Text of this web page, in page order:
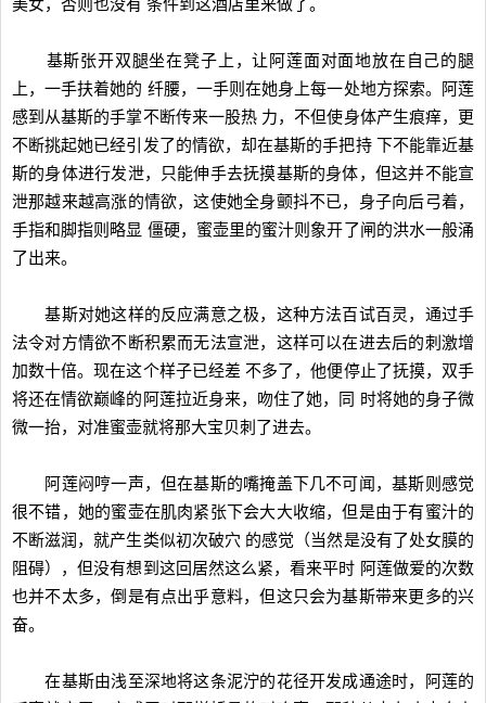
美女，否则也没有 条件到这酒店里来做了。
基斯张开双腿坐在凳子上，让阿莲面对面地放在自己的腿
上，一手扶着她的 纤腰，一手则在她身上每一处地方探索。阿莲
感到从基斯的手掌不断传来一股热 力，不但使身体产生痕痒，更
不断挑起她已经引发了的情欲，却在基斯的手把持 下不能靠近基
斯的身体进行发泄，只能伸手去抚摸基斯的身体，但这并不能宣
泄那越来越高涨的情欲，这使她全身颤抖不已，身子向后弓着，
手指和脚指则略显 僵硬，蜜壶里的蜜汁则象开了闸的洪水一般涌
了出来。
基斯对她这样的反应满意之极，这种方法百试百灵，通过手
法令对方情欲不断积累而无法宣泄，这样可以在进去后的刺激增
加数十倍。现在这个样子已经差 不多了，他便停止了抚摸，双手
将还在情欲巅峰的阿莲拉近身来，吻住了她，同 时将她的身子微
微一抬，对准蜜壶就将那大宝贝刺了进去。
阿莲闷哼一声，但在基斯的嘴掩盖下几不可闻，基斯则感觉
很不错，她的蜜壶在肌肉紧张下会大大收缩，但是由于有蜜汁的
不断滋润，就产生类似初次破穴 的感觉（当然是没有了处女膜的
阻碍），但没有想到这回居然这么紧，看来平时 阿莲做爱的次数
也并不太多，倒是有点出乎意料，但这只会为基斯带来更多的兴
奋。
在基斯由浅至深地将这条泥泞的花径开发成通途时，阿莲的